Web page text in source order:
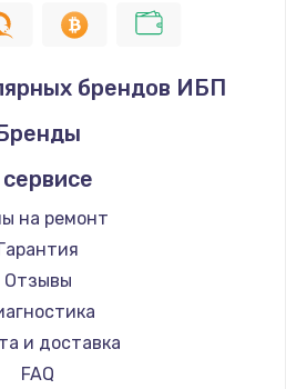
2500 руб.
шнура
1400 руб.
электронного модуля
600 руб.
конфорки
брендов ИБП
на ремонт
Отзывы
и доставка
FAQ